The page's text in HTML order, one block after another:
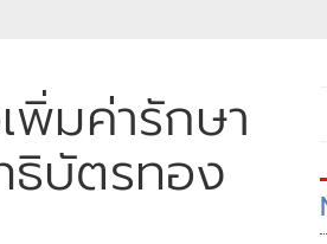
พิ่มค่ารักษา
ธิบัตรทอง